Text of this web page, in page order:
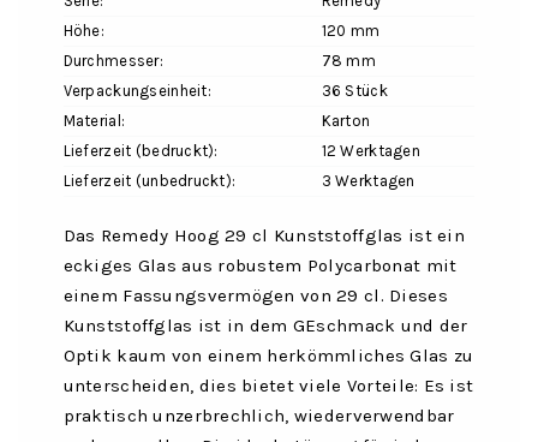
Höhe:
120 mm
Durchmesser:
78 mm
Verpackungseinheit:
36 Stück
Material:
Karton
Lieferzeit (bedruckt):
12 Werktagen
Lieferzeit (unbedruckt):
3 Werktagen
Das Remedy Hoog 29 cl Kunststoffglas ist ein
eckiges Glas aus robustem Polycarbonat mit
einem Fassungsvermögen von 29 cl. Dieses
Kunststoffglas ist in dem GEschmack und der
Optik kaum von einem herkömmliches Glas zu
unterscheiden, dies bietet viele Vorteile: Es ist
praktisch unzerbrechlich, wiederverwendbar